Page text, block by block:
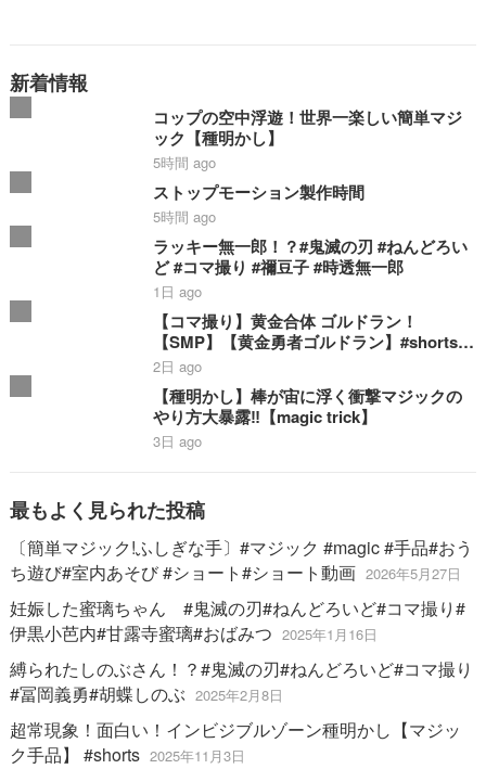
新着情報
コップの空中浮遊！世界一楽しい簡単マジ
ック【種明かし】
5時間 ago
ストップモーション製作時間
5時間 ago
ラッキー無一郎！？#鬼滅の刃 #ねんどろい
ど #コマ撮り #禰豆子 #時透無一郎
1日 ago
【コマ撮り】黄金合体 ゴルドラン！
【SMP】【黄金勇者ゴルドラン】#shorts #
ゴルドラン #smp #stopmotion #黄金合体
＃勇者 #bandai
2日 ago
【種明かし】棒が宙に浮く衝撃マジックの
やり方大暴露‼️【magic trick】
3日 ago
最もよく見られた投稿
〔簡単マジック!ふしぎな手〕#マジック #magic #手品#おう
ち遊び#室内あそび #ショート#ショート動画 2026年5月27日
妊娠した蜜璃ちゃん #鬼滅の刃#ねんどろいど#コマ撮り#
伊黒小芭内#甘露寺蜜璃#おばみつ 2025年1月16日
縛られたしのぶさん！？#鬼滅の刃#ねんどろいど#コマ撮り
#冨岡義勇#胡蝶しのぶ 2025年2月8日
超常現象！面白い！インビジブルゾーン種明かし【マジッ
ク手品】 #shorts 2025年11月3日